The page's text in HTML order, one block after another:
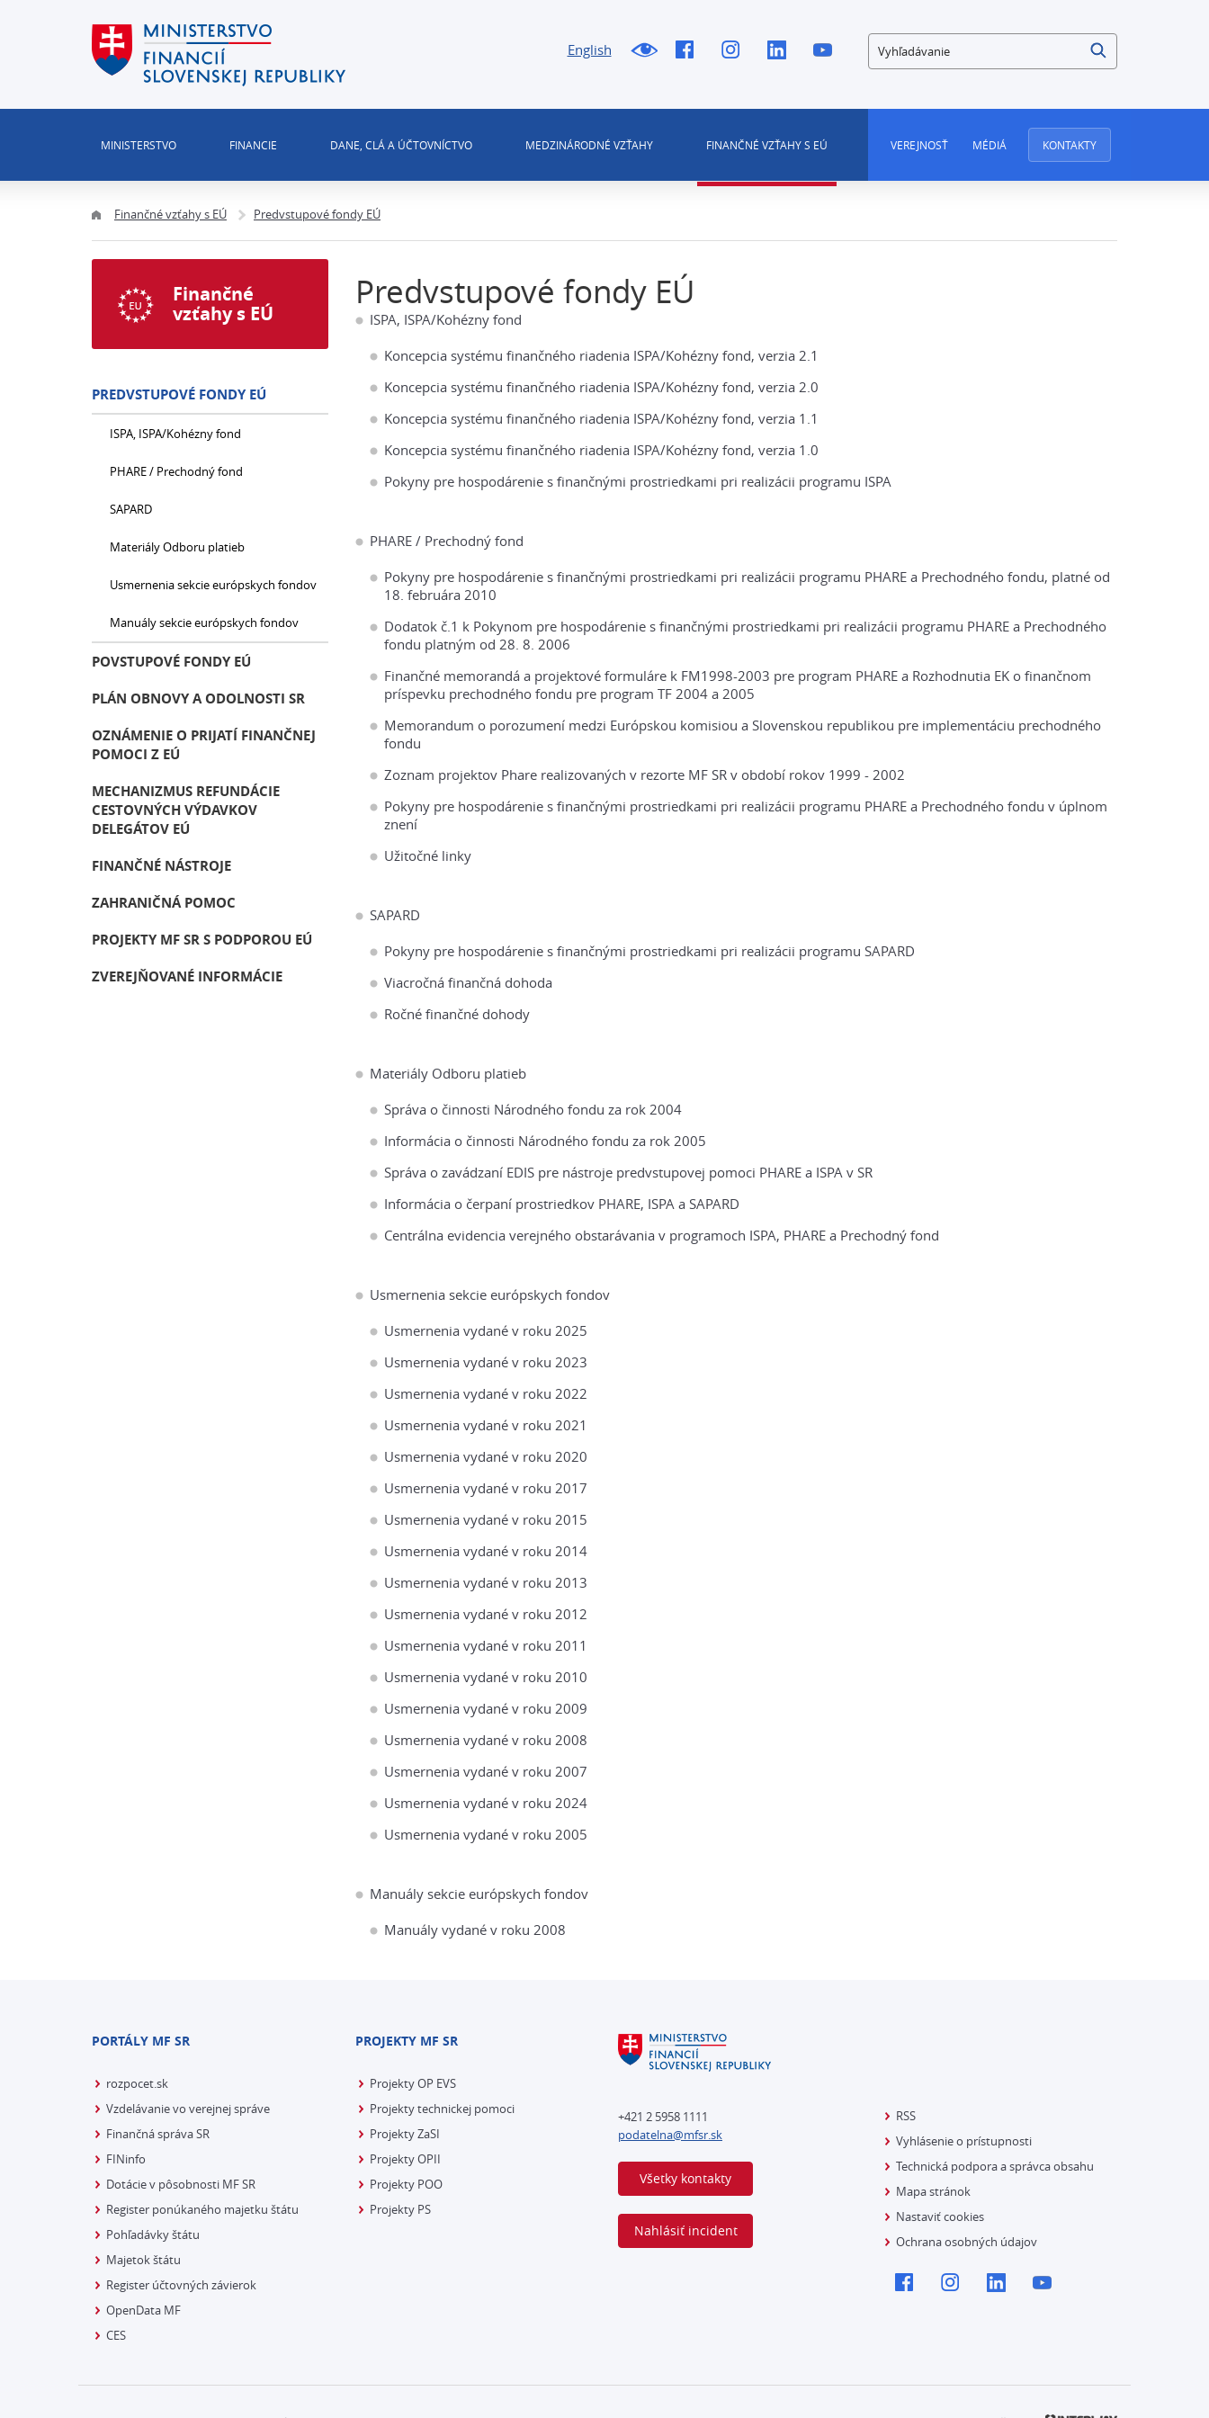
English Vyhľadávanie
MINISTERSTVO FINANCIE DANE, CLÁ A ÚČTOVNÍCTVO MEDZINÁRODNÉ VZŤAHY FINANČNÉ VZŤAHY S EÚ VEREJNOSŤ MÉDIÁ KONTAKTY
Finančné vzťahy s EÚ Predvstupové fondy EÚ
Predvstupové fondy EÚ
ISPA, ISPA/Kohézny fond
Koncepcia systému finančného riadenia ISPA/Kohézny fond, verzia 2.1
Koncepcia systému finančného riadenia ISPA/Kohézny fond, verzia 2.0
Koncepcia systému finančného riadenia ISPA/Kohézny fond, verzia 1.1
Koncepcia systému finančného riadenia ISPA/Kohézny fond, verzia 1.0
Pokyny pre hospodárenie s finančnými prostriedkami pri realizácii programu ISPA
PHARE / Prechodný fond
Pokyny pre hospodárenie s finančnými prostriedkami pri realizácii programu PHARE a Prechodného fondu, platné od
18. februára 2010
Dodatok č.1 k Pokynom pre hospodárenie s finančnými prostriedkami pri realizácii programu PHARE a Prechodného
fondu platným od 28. 8. 2006
Finančné memorandá a projektové formuláre k FM1998-2003 pre program PHARE a Rozhodnutia EK o finančnom
príspevku prechodného fondu pre program TF 2004 a 2005
Memorandum o porozumení medzi Európskou komisiou a Slovenskou republikou pre implementáciu prechodného
fondu
Zoznam projektov Phare realizovaných v rezorte MF SR v období rokov 1999 - 2002
Pokyny pre hospodárenie s finančnými prostriedkami pri realizácii programu PHARE a Prechodného fondu v úplnom
znení
Užitočné linky
SAPARD
Pokyny pre hospodárenie s finančnými prostriedkami pri realizácii programu SAPARD
Viacročná finančná dohoda
Ročné finančné dohody
Materiály Odboru platieb
Správa o činnosti Národného fondu za rok 2004
Informácia o činnosti Národného fondu za rok 2005
Správa o zavádzaní EDIS pre nástroje predvstupovej pomoci PHARE a ISPA v SR
Informácia o čerpaní prostriedkov PHARE, ISPA a SAPARD
Centrálna evidencia verejného obstarávania v programoch ISPA, PHARE a Prechodný fond
Usmernenia sekcie európskych fondov
Usmernenia vydané v roku 2025
Usmernenia vydané v roku 2023
Usmernenia vydané v roku 2022
Usmernenia vydané v roku 2021
Usmernenia vydané v roku 2020
Usmernenia vydané v roku 2017
Usmernenia vydané v roku 2015
Usmernenia vydané v roku 2014
Usmernenia vydané v roku 2013
Usmernenia vydané v roku 2012
Usmernenia vydané v roku 2011
Usmernenia vydané v roku 2010
Usmernenia vydané v roku 2009
Usmernenia vydané v roku 2008
Usmernenia vydané v roku 2007
Usmernenia vydané v roku 2024
Usmernenia vydané v roku 2005
Manuály sekcie európskych fondov
Manuály vydané v roku 2008
Finančné
vzťahy s EÚ
PREDVSTUPOVÉ FONDY EÚ
ISPA, ISPA/Kohézny fond
PHARE / Prechodný fond
SAPARD
Materiály Odboru platieb
Usmernenia sekcie európskych fondov
Manuály sekcie európskych fondov
POVSTUPOVÉ FONDY EÚ
PLÁN OBNOVY A ODOLNOSTI SR
OZNÁMENIE O PRIJATÍ FINANČNEJ
POMOCI Z EÚ
MECHANIZMUS REFUNDÁCIE
CESTOVNÝCH VÝDAVKOV
DELEGÁTOV EÚ
FINANČNÉ NÁSTROJE
ZAHRANIČNÁ POMOC
PROJEKTY MF SR S PODPOROU EÚ
ZVEREJŇOVANÉ INFORMÁCIE
PORTÁLY MF SR
rozpocet.sk
Vzdelávanie vo verejnej správe
Finančná správa SR
FINinfo
Dotácie v pôsobnosti MF SR
Register ponúkaného majetku štátu
Pohľadávky štátu
Majetok štátu
Register účtovných závierok
OpenData MF
CES
PROJEKTY MF SR
Projekty OP EVS
Projekty technickej pomoci
Projekty ZaSI
Projekty OPII
Projekty POO
Projekty PS
+421 2 5958 1111
podatelna@mfsr.sk
Všetky kontakty
Nahlásiť incident
RSS
Vyhlásenie o prístupnosti
Technická podpora a správca obsahu
Mapa stránok
Nastaviť cookies
Ochrana osobných údajov